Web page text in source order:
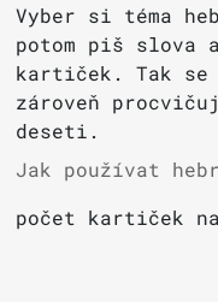
Vyber si téma
potom piš slova
kartiček. Tak se
zároveň
deseti.
Jak používat
počet kartiček